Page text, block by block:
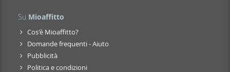
Su Mioaffitto
Cos'è Mioaffitto?
Domande frequenti - Aiuto
Pubblicità
Politica e condizioni